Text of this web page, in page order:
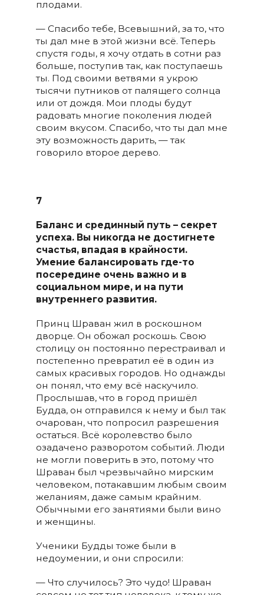
плодами.
— Спасибо тебе, Всевышний, за то, что
ты дал мне в этой жизни всё. Теперь
спустя годы, я хочу отдать в сотни раз
больше, поступив так, как поступаешь
ты. Под своими ветвями я укрою
тысячи путников от палящего солнца
или от дождя. Мои плоды будут
радовать многие поколения людей
своим вкусом. Спасибо, что ты дал мне
эту возможность дарить, — так
говорило второе дерево.
7
Баланс и срединный путь – секрет
успеха. Вы никогда не достигнете
счастья, впадая в крайности.
Умение балансировать где-то
посередине очень важно и в
социальном мире, и на пути
внутреннего развития.
Принц Шраван жил в роскошном
дворце. Он обожал роскошь. Свою
столицу он постоянно перестраивал и
постепенно превратил её в один из
самых красивых городов. Но однажды
он понял, что ему всё наскучило.
Прослышав, что в город пришёл
Будда, он отправился к нему и был так
очарован, что попросил разрешения
остаться. Всё королевство было
озадачено разворотом событий. Люди
не могли поверить в это, потому что
Шраван был чрезвычайно мирским
человеком, потакавшим любым своим
желаниям, даже самым крайним.
Обычными его занятиями были вино
и женщины.
Ученики Будды тоже были в
недоумении, и они спросили:
— Что случилось? Это чудо! Шраван